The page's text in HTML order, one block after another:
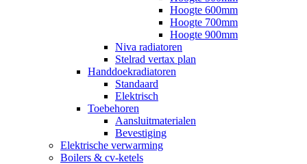
Hoogte 600mm
Hoogte 700mm
Hoogte 900mm
Niva radiatoren
Stelrad vertax plan
Handdoekradiatoren
Standaard
Elektrisch
Toebehoren
Aansluitmaterialen
Bevestiging
Elektrische verwarming
Boilers & cv-ketels